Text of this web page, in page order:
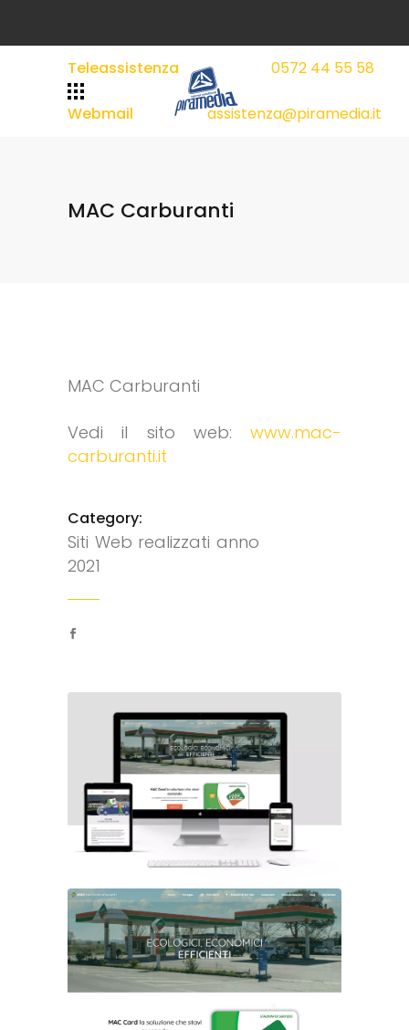
Teleassistenza
Webmail
0572 44 55 58
assistenza@piramedia.it
MAC Carburanti
MAC Carburanti
Vedi il sito web: www.mac-
carburanti.it
Category:
Siti Web realizzati anno
2021